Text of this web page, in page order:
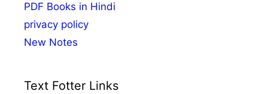
PDF Books in Hindi
privacy policy
New Notes
Text Fotter Links